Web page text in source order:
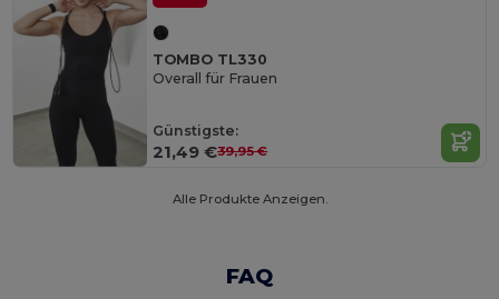
TOMBO TL330
Overall für Frauen
Günstigste:
21,49 €39,95 €
Alle Produkte Anzeigen.
FAQ